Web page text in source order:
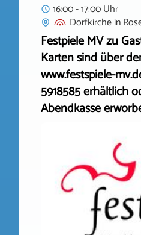
16:00 - 17:00 Uhr
Dorfkirchein
Festpiele MV zu
Karten sind über
www.festspiele-
5918585 erhältlich
Abendkasse